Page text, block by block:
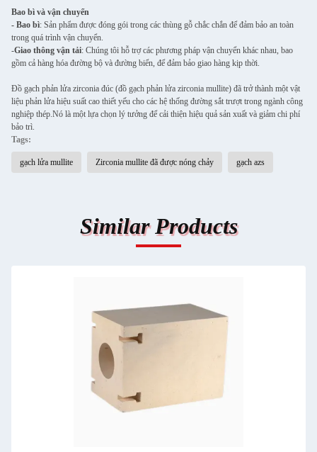
Bao bì và vận chuyển
- Bao bì: Sản phẩm được đóng gói trong các thùng gỗ chắc chắn để đảm bảo an toàn
trong quá trình vận chuyển.
-Giao thông vận tải: Chúng tôi hỗ trợ các phương pháp vận chuyển khác nhau, bao
gồm cả hàng hóa đường bộ và đường biển, để đảm bảo giao hàng kịp thời.
Đồ gạch phản lửa zirconia đúc (đồ gạch phản lửa zirconia mullite) đã trở thành một vật
liệu phản lửa hiệu suất cao thiết yếu cho các hệ thống đường sắt trượt trong ngành công
nghiệp thép.Nó là một lựa chọn lý tưởng để cải thiện hiệu quả sản xuất và giảm chi phí
bảo trì.
Tags:
gạch lửa mullite Zirconia mullite đã được nóng chảy gạch azs
Similar Products